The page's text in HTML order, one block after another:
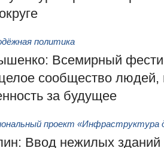
политика
Всемирный
сообщество людей,
за будущее
проект «Инфраструктура
Ввод нежилых зданий